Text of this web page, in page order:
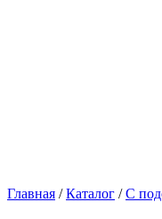
Главная /Каталог /С